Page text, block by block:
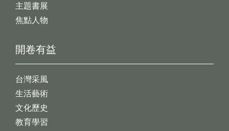
開卷有益
台灣采風
生活藝術
文化歷史
教育學習
主題書展
焦點人物